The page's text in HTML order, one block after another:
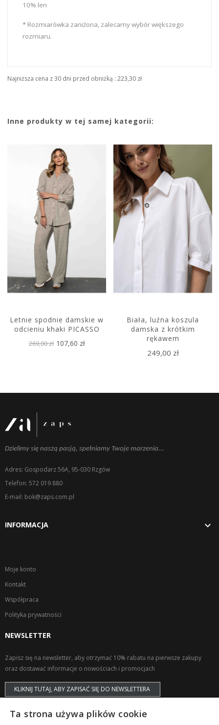
10% len
* Rozmiarówka zaniżona, zalecamy wybór większego
rozmiaru.
Najniższa cena z 30 dni przed obniżką : 223,30 zł
Inne produkty w tej samej kategorii:
Letnie spodnie damskie w
odcieniu khaki PICASSO
269,00 zł 107,60 zł
Biała, luźna koszula
damska z krótkim
rękawem
249,00 zł
Dzielimy się naszą pasją, spełniamy Twoje marzenia...
Adres: Gospodarz 56A, 95-030 Rzgów
Telefon: 572 019 880
E-mail: bok@zaps.com.pl
INFORMACJA 
Moje konto
Kontakt
Współpraca
Polityka prywatności
NEWSLETTER
Zapisz się na newsletter, aby otrzymać 10% rabatu na pierwsze zakupy
oraz dostawać informacje o nowościach i promocjach
KLIKNIJ TUTAJ, ABY ZAPISAĆ SIĘ DO NEWSLETTERA
Ta strona używa plików cookie